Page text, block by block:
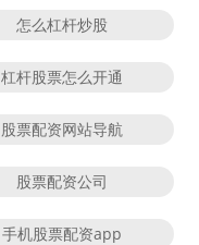
怎么杠杆炒股
杠杆股票怎么开通
股票配资网站导航
股票配资公司
手机股票配资app